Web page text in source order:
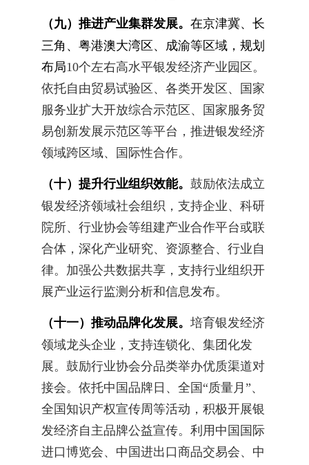
（九）推进产业集群发展。 在京津冀、长
三角、粤港澳大湾区、成渝等区域，规划
布局10个左右高水平银发经济产业园区。
依托自由贸易试验区、各类开发区、国家
服务业扩大开放综合示范区、国家服务贸
易创新发展示范区等平台，推进银发经济
领域跨区域、国际性合作。
（十）提升行业组织效能。 鼓励依法成立
银发经济领域社会组织，支持企业、科研
院所、行业协会等组建产业合作平台或联
合体，深化产业研究、资源整合、行业自
律。加强公共数据共享，支持行业组织开
展产业运行监测分析和信息发布。
（十一）推动品牌化发展。 培育银发经济
领域龙头企业，支持连锁化、集团化发
展。鼓励行业协会分品类举办优质渠道对
接会。依托中国品牌日、全国“质量月”、
全国知识产权宣传周等活动，积极开展银
发经济自主品牌公益宣传。利用中国国际
进口博览会、中国进出口商品交易会、中